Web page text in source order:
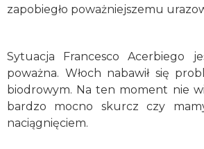
zapobiegło poważniejszemu
Sytuacja Francesco Acerbiego
poważna. Włoch nabawił się
biodrowym. Na ten moment nie
bardzo mocno skurcz czy
naciągnięciem.